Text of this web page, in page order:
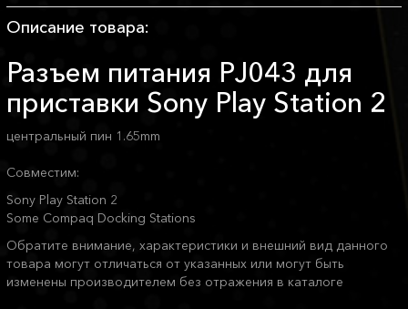
Описание товара:
Разъем питания PJ043 для
приставки Sony Play Station 2
центральный пин 1.65mm
Совместим:
Sony Play Station 2
Some Compaq Docking Stations
Обратите внимание, характеристики и внешний вид данного
товара могут отличаться от указанных или могут быть
изменены производителем без отражения в каталоге